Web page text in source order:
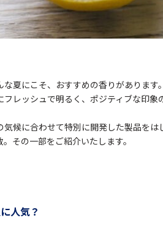
夏にこそ、おすすめの香りがあります。
レッシュで明るく、ポジティブな印象
候に合わせて特別に開発した製品を
その一部をご紹介いたします。
人気？